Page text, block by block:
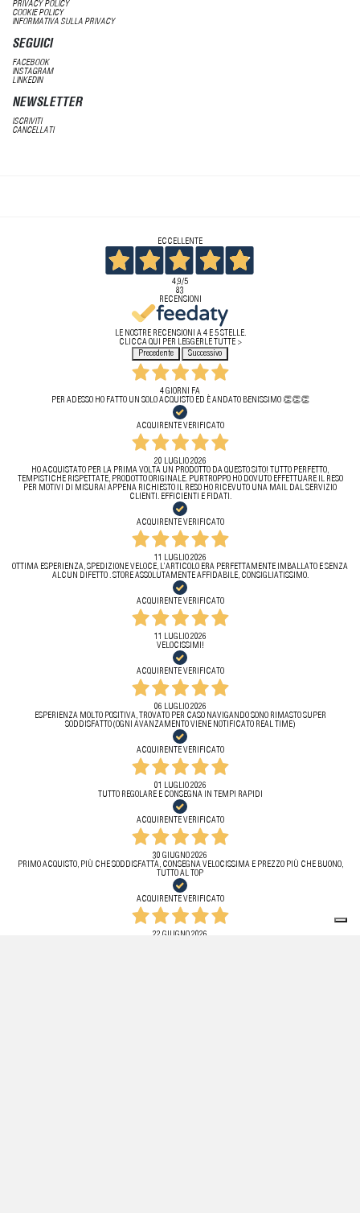
PRIVACY POLICY
COOKIE POLICY
INFORMATIVA SULLA PRIVACY
SEGUICI
FACEBOOK
INSTAGRAM
LINKEDIN
NEWSLETTER
ISCRIVITI
CANCELLATI
ECCELLENTE
4,9/5
83
RECENSIONI
LE NOSTRE RECENSIONI A 4 E 5 STELLE.
CLICCA QUI PER LEGGERLE TUTTE >
Precedente
Successivo
4 GIORNI FA
PER ADESSO HO FATTO UN SOLO ACQUISTO ED È ANDATO BENISSIMO 👏👏👏
ACQUIRENTE VERIFICATO
20 LUGLIO 2026
HO ACQUISTATO PER LA PRIMA VOLTA UN PRODOTTO DA QUESTO SITO! TUTTO PERFETTO,
TEMPISTICHE RISPETTATE, PRODOTTO ORIGINALE. PURTROPPO HO DOVUTO EFFETTUARE IL RESO
PER MOTIVI DI MISURA! APPENA RICHIESTO IL RESO HO RICEVUTO UNA MAIL DAL SERVIZIO
CLIENTI. EFFICIENTI E FIDATI.
ACQUIRENTE VERIFICATO
11 LUGLIO 2026
OTTIMA ESPERIENZA, SPEDIZIONE VELOCE, L’ARTICOLO ERA PERFETTAMENTE IMBALLATO E SENZA
ALCUN DIFETTO . STORE ASSOLUTAMENTE AFFIDABILE, CONSIGLIATISSIMO.
ACQUIRENTE VERIFICATO
11 LUGLIO 2026
VELOCISSIMI!
ACQUIRENTE VERIFICATO
06 LUGLIO 2026
ESPERIENZA MOLTO POSITIVA, TROVATO PER CASO NAVIGANDO SONO RIMASTO SUPER
SODDISFATTO (OGNI AVANZAMENTO VIENE NOTIFICATO REAL TIME)
ACQUIRENTE VERIFICATO
01 LUGLIO 2026
TUTTO REGOLARE E CONSEGNA IN TEMPI RAPIDI
ACQUIRENTE VERIFICATO
30 GIUGNO 2026
PRIMO ACQUISTO, PIÙ CHE SODDISFATTA, CONSEGNA VELOCISSIMA E PREZZO PIÙ CHE BUONO,
TUTTO AL TOP
ACQUIRENTE VERIFICATO
22 GIUGNO 2026